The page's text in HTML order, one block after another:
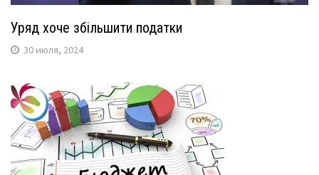
Уряд хоче збільшити податки
30 июля, 2024